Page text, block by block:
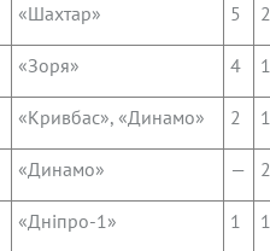
«Шахтар» 5 2
«Зоря» 4 1
«Кривбас», «Динамо» 2 1
«Динамо» — 2
«Дніпро-1» 1 1